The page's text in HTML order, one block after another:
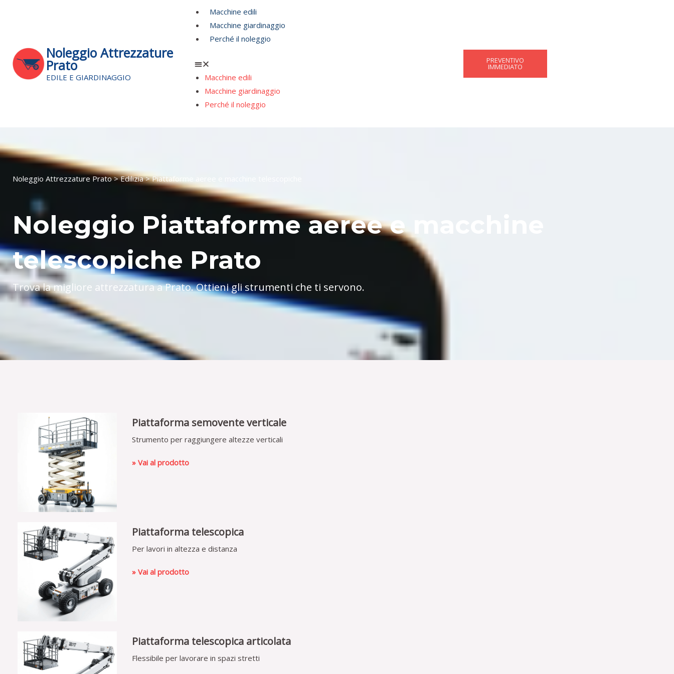
Noleggio Attrezzature
Prato
EDILE E GIARDINAGGIO
Macchine edili
Macchine giardinaggio
Perché il noleggio
Menu
Macchine edili
Macchine giardinaggio
Perché il noleggio
PREVENTIVO
IMMEDIATO
Noleggio Attrezzature Prato>Edilizia> Piattaforme aeree e macchine telescopiche​
Noleggio Piattaforme aeree e macchine
telescopiche​ Prato
Trova la migliore attrezzatura a Prato. Ottieni gli strumenti che ti servono.
Piattaforma semovente verticale
Strumento per raggiungere altezze verticali
» Vai al prodotto
Piattaforma telescopica
Per lavori in altezza e distanza
» Vai al prodotto
Piattaforma telescopica articolata
Flessibile per lavorare in spazi stretti